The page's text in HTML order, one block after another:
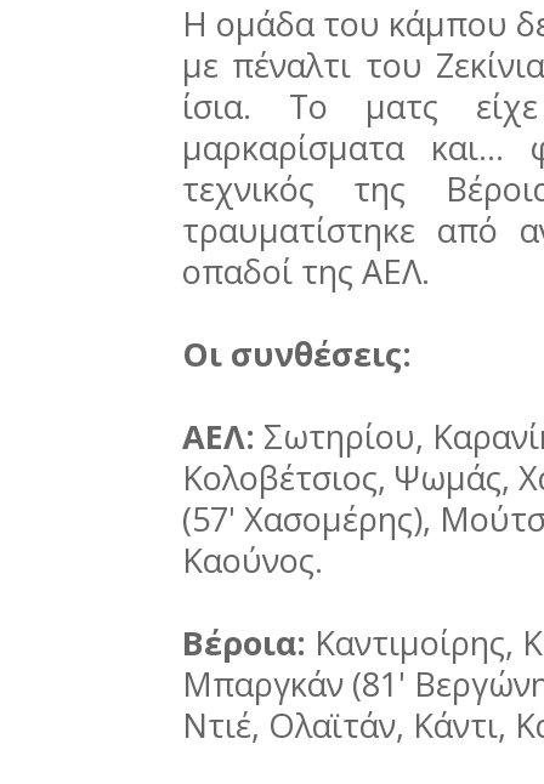
Η ομάδα του κάμπου
με πέναλτι του
ίσια. Το ματς
μαρκαρίσματα
τεχνικός της
τραυματίστηκε από
οπαδοί της ΑΕΛ.
Οι συνθέσεις:
ΑΕΛ: Σωτηρίου,
Κολοβέτσιος, Ψωμάς,
(57' Χασομέρης),
Καούνος.
Βέροια: Καντιμοίρης,
Μπαργκάν (81'
Ντιέ, Ολαϊτάν, Κάντι,